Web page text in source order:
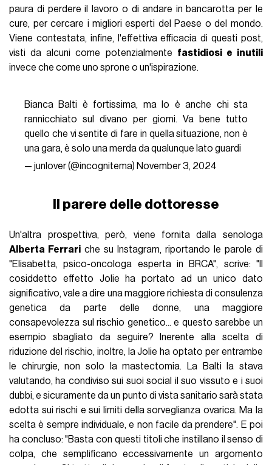
paura di perdere il lavoro o di andare in bancarotta per le
cure, per cercare i migliori esperti del Paese o del mondo.
Viene contestata, infine, l'effettiva efficacia di questi post,
visti da alcuni come potenzialmente fastidiosi e inutili
invece che come uno sprone o un'ispirazione.
Bianca Balti è fortissima, ma lo è anche chi sta
rannicchiato sul divano per giorni. Va bene tutto
quello che vi sentite di fare in quella situazione, non è
una gara, è solo una merda da qualunque lato guardi
— junlover (@incognitema) November 3, 2024
Il parere delle dottoresse
Un'altra prospettiva, però, viene fornita dalla senologa
Alberta Ferrari che su Instagram, riportando le parole di
"Elisabetta, psico-oncologa esperta in BRCA", scrive: "Il
cosiddetto effetto Jolie ha portato ad un unico dato
significativo, vale a dire una maggiore richiesta di consulenza
genetica da parte delle donne, una maggiore
consapevolezza sul rischio genetico... e questo sarebbe un
esempio sbagliato da seguire? Inerente alla scelta di
riduzione del rischio, inoltre, la Jolie ha optato per entrambe
le chirurgie, non solo la mastectomia. La Balti la stava
valutando, ha condiviso sui suoi social il suo vissuto e i suoi
dubbi, e sicuramente da un punto di vista sanitario sarà stata
edotta sui rischi e sui limiti della sorveglianza ovarica. Ma la
scelta è sempre individuale, e non facile da prendere". E poi
ha concluso: "Basta con questi titoli che instillano il senso di
colpa, che semplificano eccessivamente un argomento